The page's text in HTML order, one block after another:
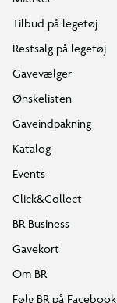
Tilbud på legetøj
Restsalg på legetøj
Gavevælger
Ønskelisten
Gaveindpakning
Katalog
Events
Click&Collect
BR Business
Gavekort
Om BR
Følg BR på Facebook